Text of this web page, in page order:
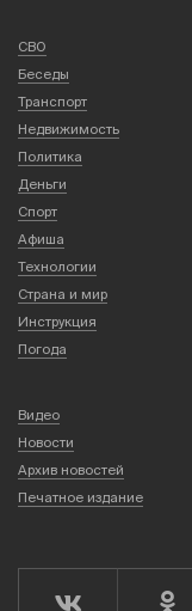
СВО
Беседы
Транспорт
Недвижимость
Политика
Деньги
Спорт
Афиша
Технологии
Страна и мир
Инструкция
Погода
Видео
Новости
Архив новостей
Печатное издание